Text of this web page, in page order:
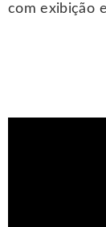
com exibição